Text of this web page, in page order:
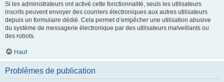
Si les administrateurs ont activé cette fonctionnalité, seuls les utilisateurs
inscrits peuvent envoyer des courriers électroniques aux autres utilisateurs
depuis un formulaire dédié. Cela permet d’empêcher une utilisation abusive
du système de messagerie électronique par des utilisateurs malveillants ou
des robots.
Haut
Problèmes de publication